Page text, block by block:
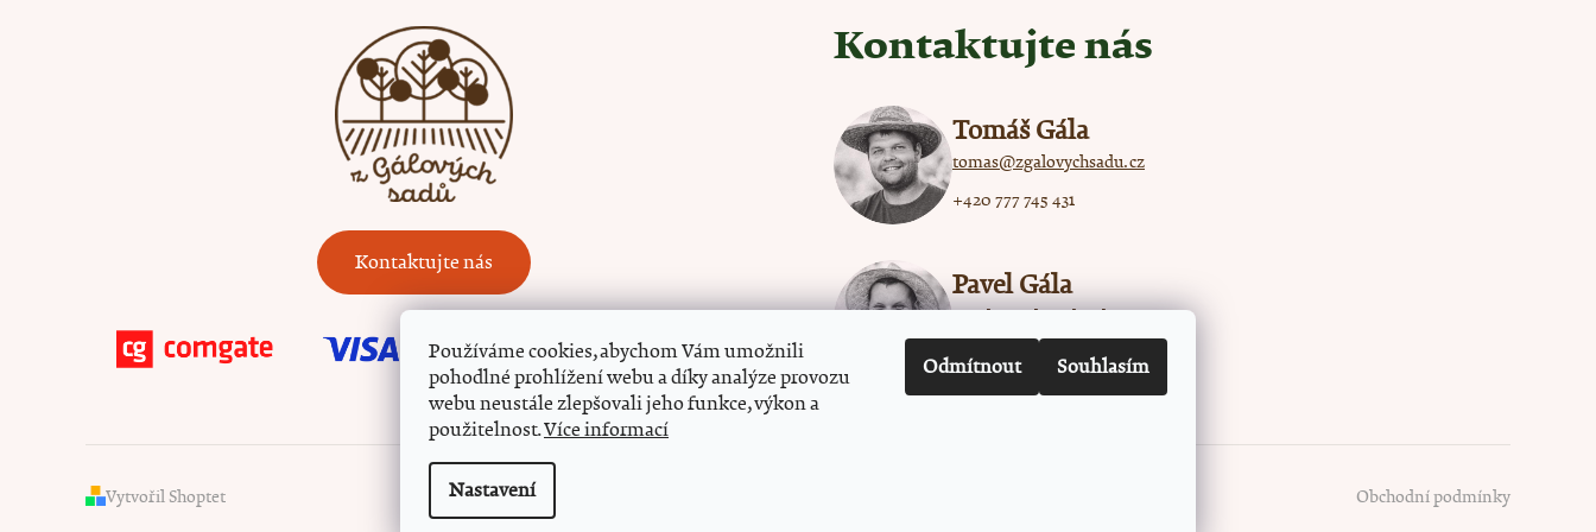
Používáme cookies, abychom Vám umožnili
pohodlné prohlížení webu a díky analýze provozu
webu neustále zlepšovali jeho funkce, výkon a
použitelnost.Více informací
Nastavení
Odmítnout Souhlasím
Kontaktujte nás
Kontaktujte nás
Tomáš Gála
tomas@zgalovychsadu.cz
+420 777 745 431
Pavel Gála
pavel@zgalovychsadu.cz
+420 777 745 652
Vytvořil Shoptet Obchodní podmínky